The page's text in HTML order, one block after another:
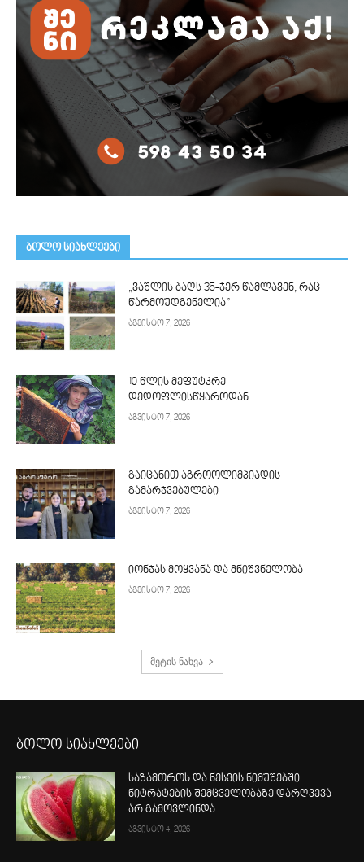
ᲑᲝᲚᲝ ᲡᲘᲐᲮᲚᲔᲔᲑᲘ
„ვაშლის ბაღს 35-ჯერ წამლავენ, რაც
წარმოუდგენელია”
აგვისტო 7, 2026
10 წლის მეფუტკრე
დედოფლისწყაროდან
აგვისტო 7, 2026
გაიცანით აგროოლიმპიადის
გამარჯვებულები
აგვისტო 7, 2026
იონჯას მოყვანა და მნიშვნელობა
აგვისტო 7, 2026
მეტის ნახვა
ბოლო სიახლეები
საზამთროს და ნესვის ნიმუშებში
ნიტრატების შემცველობაზე დარღვევა
არ გამოვლინდა
აგვისტო 4, 2026